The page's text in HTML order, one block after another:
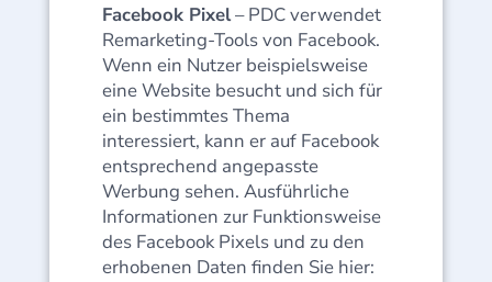
Facebook Pixel– PDC verwendet
Remarketing-Tools von Facebook.
Wenn ein Nutzer beispielsweise
eine Website besucht und sich für
ein bestimmtes Thema
interessiert, kann er auf Facebook
entsprechend angepasste
Werbung sehen. Ausführliche
Informationen zur Funktionsweise
des Facebook Pixels und zu den
erhobenen Daten finden Sie hier: